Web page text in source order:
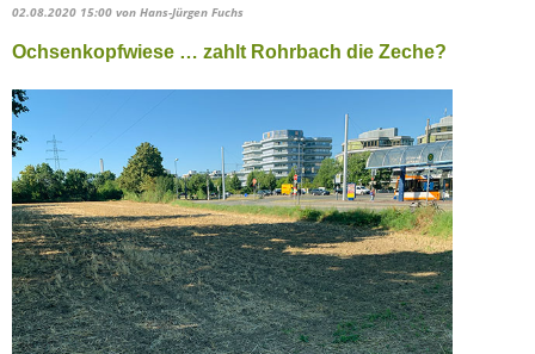
02.08.2020 15:00 von Hans-Jürgen Fuchs
Ochsenkopfwiese … zahlt Rohrbach die Zeche?